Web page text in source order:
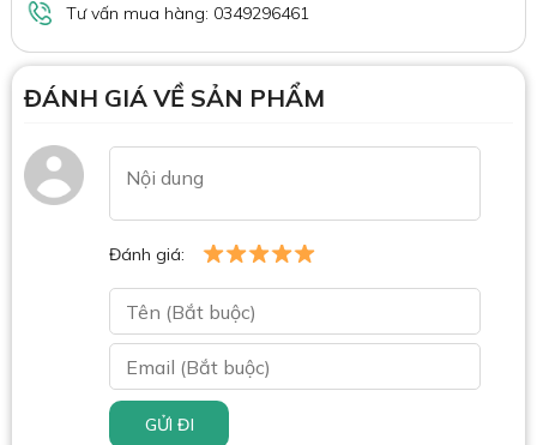
Tư vấn mua hàng: 0349296461
ĐÁNH GIÁ VỀ SẢN PHẨM
Đánh giá:
GỬI ĐI